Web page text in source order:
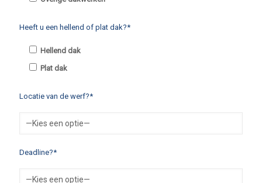
Heeft u een hellend of plat dak?*
Hellend dak
Plat dak
Locatie van de werf?*
Deadline?*